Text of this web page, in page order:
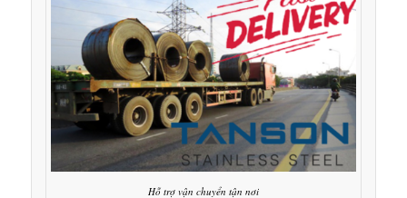
Hỗ trợ vận chuyển tận nơi